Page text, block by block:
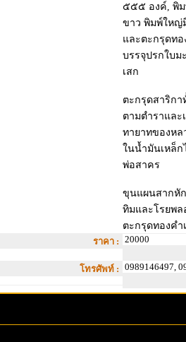
๕๕๕ องค์, พิม
ขาว พิมพ์ใหญ่
และตะกรุดท
บรรจุปรกใบม
เสก
ตะกรุดสาริกา
ตามตำราแล
ทายาทของห
ในน้ำมันเหล็
พ่อสาคร
ขุนแผนสากหั
ทิมและโรยพล
ตะกรุดทองคำ
ราคา : 20000
โทรศัพท์ : 0989146497,